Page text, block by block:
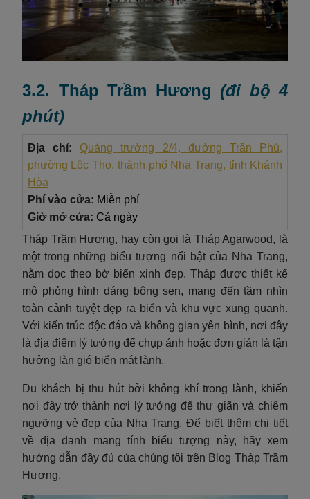
3.2. Tháp Trầm Hương (đi bộ 4
phút)
Địa chỉ:
Quảng trường 2/4, đường Trần Phú,
phường Lộc Thọ, thành phố Nha Trang, tỉnh Khánh
Hòa
Phí vào cửa: Miễn phí
Giờ mở cửa: Cả ngày
Tháp Trầm Hương, hay còn gọi là Tháp Agarwood, là
một trong những biểu tượng nổi bật của Nha Trang,
nằm dọc theo bờ biển xinh đẹp. Tháp được thiết kế
mô phỏng hình dáng bông sen, mang đến tầm nhìn
toàn cảnh tuyệt đẹp ra biển và khu vực xung quanh.
Với kiến trúc độc đáo và không gian yên bình, nơi đây
là địa điểm lý tưởng để chụp ảnh hoặc đơn giản là tận
hưởng làn gió biển mát lành.
Du khách bị thu hút bởi không khí trong lành, khiến
nơi đây trở thành nơi lý tưởng để thư giãn và chiêm
ngưỡng vẻ đẹp của Nha Trang. Để biết thêm chi tiết
về địa danh mang tính biểu tượng này, hãy xem
hướng dẫn đầy đủ của chúng tôi trên Blog Tháp Trầm
Hương.